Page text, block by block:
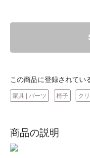
この商品に登録されてい
家具 | パーツ 椅子 ク
商品の説明